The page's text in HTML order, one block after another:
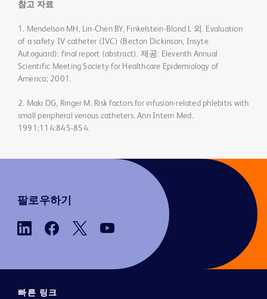
참고 자료
1. Mendelson MH, Lin-Chen BY, Finkelstein-Blond L 외. Evaluation
of a safety IV catheter (IVC) (Becton Dickinson, Insyte
Autoguard): final report (abstract). 제공: Eleventh Annual
Scientific Meeting Society for Healthcare Epidemiology of
America; 2001.
2. Maki DG, Ringer M. Risk factors for infusion-related phlebitis with
small peripheral venous catheters. Ann Intern Med.
1991;114:845-854.
팔로우하기
빠른 링크